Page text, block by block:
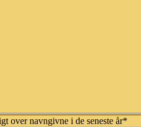
over navngivne i de seneste år*